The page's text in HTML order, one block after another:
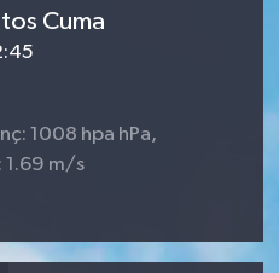
Cuma
1008 hpa hPa,
1.69 m/s